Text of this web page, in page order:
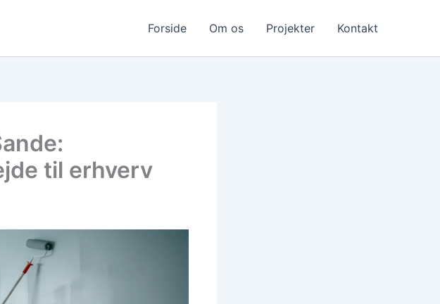
Forside Om os Projekter Kontakt
til erhverv